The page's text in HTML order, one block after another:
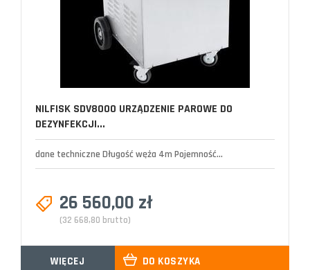
NILFISK SDV8000 URZĄDZENIE PAROWE DO
DEZYNFEKCJI...
dane techniczne Długość węża 4m Pojemność...
26 560,00 zł
(32 668,80 brutto)
WIĘCEJ DO KOSZYKA